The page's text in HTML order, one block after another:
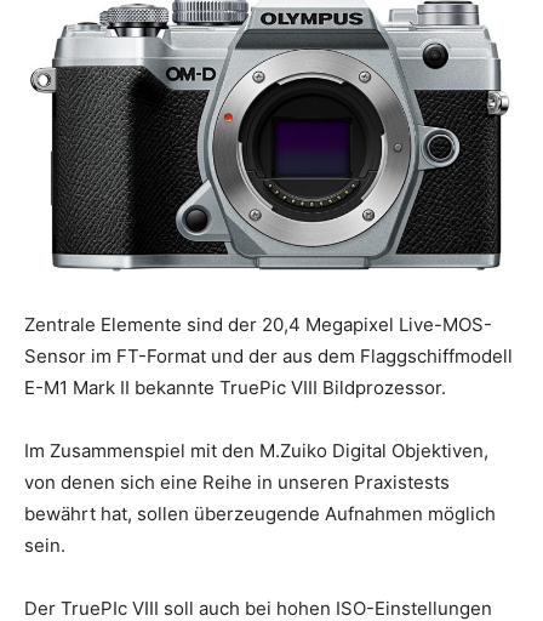
Zentrale Elemente sind der 20,4 Megapixel Live-MOS-
Sensor im FT-Format und der aus dem Flaggschiffmodell
E-M1 Mark II bekannte TruePic VIII Bildprozessor.
Im Zusammenspiel mit den M.Zuiko Digital Objektiven,
von denen sich eine Reihe in unseren Praxistests
bewährt hat, sollen überzeugende Aufnahmen möglich
sein.
Der TruePIc VIII soll auch bei hohen ISO-Einstellungen